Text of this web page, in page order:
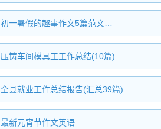
初一暑假的趣事作文5篇范文…
压铸车间模具工工作总结(10篇)…
全县就业工作总结报告(汇总39篇)…
最新元宵节作文英语